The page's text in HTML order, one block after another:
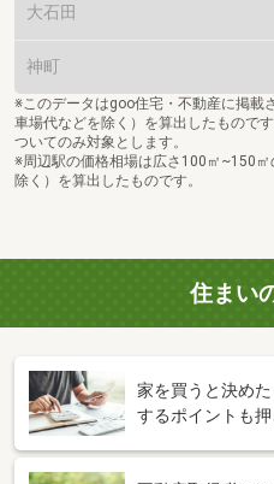
大石田
神町
※このデータはgoo住宅・不動産に掲載
車場代などを除く）を算出したもので
ついてのみ対象とします。
※周辺駅の価格相場は広さ100㎡~150
除く）を算出したものです。
住まい
家を買うと決め
するポイントも